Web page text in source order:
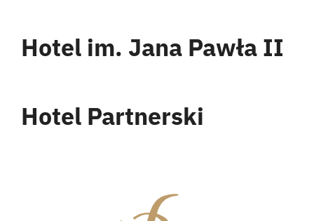
English
Hotel im. Jana Pawła II
Hotel Partnerski